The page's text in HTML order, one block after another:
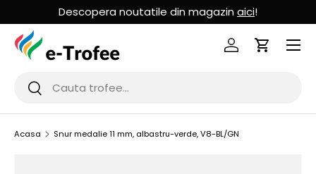
MERGI LA CONTINUT
Descopera noutatile din magazin aici!
Cauta
Cauta
Logheaza-te
Cos de
Acasa Snur medalie 11 mm, albastru-verde, V8-BL/GN